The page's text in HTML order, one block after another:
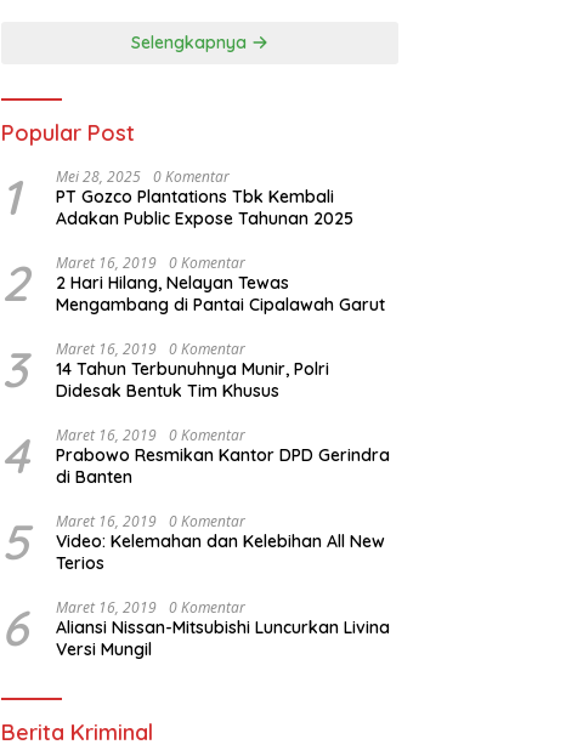
Selengkapnya
Popular Post
1 Mei 28, 2025 0 Komentar
PT Gozco Plantations Tbk Kembali
Adakan Public Expose Tahunan 2025
2 Maret 16, 2019 0 Komentar
2 Hari Hilang, Nelayan Tewas
Mengambang di Pantai Cipalawah Garut
3 Maret 16, 2019 0 Komentar
14 Tahun Terbunuhnya Munir, Polri
Didesak Bentuk Tim Khusus
4 Maret 16, 2019 0 Komentar
Prabowo Resmikan Kantor DPD Gerindra
di Banten
5 Maret 16, 2019 0 Komentar
Video: Kelemahan dan Kelebihan All New
Terios
6 Maret 16, 2019 0 Komentar
Aliansi Nissan-Mitsubishi Luncurkan Livina
Versi Mungil
Berita Kriminal